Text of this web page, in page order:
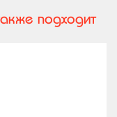
подходит